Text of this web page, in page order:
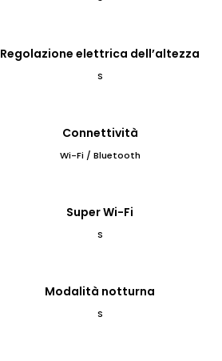
Regolazione elettrica dell’altezza
S
Connettività
Wi-Fi / Bluetooth
Super Wi-Fi
S
Modalità notturna
S